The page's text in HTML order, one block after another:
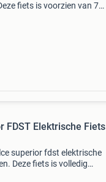
fiets is voorzien van 7
FDST Elektrische Fiets
superior fdst elektrische
Deze fiets is volledig